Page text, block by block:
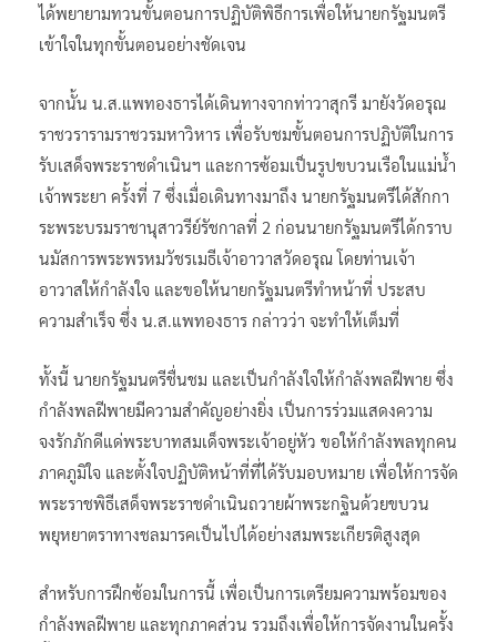
ได้พยายามทวนขั้นตอนการปฏิบัติพิธีการเพื่อให้นายกรัฐ​มนตรี​
เข้าใจในทุกขั้นตอนอย่างชัดเจน
จากนั้น น.ส.แพทองธารได้เดินทางจากท่าวาสุกรี มายังวัดอรุณ
ราชวรารามราชวรมหาวิหาร เพื่อรับชมขั้นตอนการปฏิบัติในการ
รับเสด็จพระราชดำเนินฯ และการซ้อมเป็นรูปขบวนเรือในแม่น้ำ
เจ้าพระยา ครั้งที่ 7 ซึ่งเมื่อเดินทางมาถึง นายกรัฐมนตรีได้สักกา
ระพระบรมราชานุสาวรีย์รัชกาลที่ 2 ก่อนนายกรัฐมนตรีได้กราบ
นมัสการพระพรหมวัชรเมธีเจ้าอาวาสวัดอรุณ โดยท่านเจ้า
อาวาสให้กำลังใจ และขอให้นายกรัฐมนตรีทำหน้าที่ ประสบ
ความสำเร็จ ซึ่ง น.ส.แพทองธาร​ กล่าวว่า​ จะทำให้เต็มที่
ทั้งนี้ นายกรัฐมนตรีชื่นชม และเป็นกำลังใจให้กำลังพลฝีพาย ซึ่ง
กำลังพลฝีพายมีความสำคัญอย่างยิ่ง เป็นการร่วมแสดงความ
จงรักภักดีแด่พระบาทสมเด็จพระเจ้าอยู่หัว ขอให้กำลังพลทุกคน
ภาคภูมิใจ และตั้งใจปฏิบัติหน้าที่ที่ได้รับมอบหมาย เพื่อให้การจัด
พระราชพิธีเสด็จพระราชดำเนินถวายผ้าพระกฐินด้วยขบวน
พยุหยาตราทางชลมารคเป็นไปได้อย่างสมพระเกียรติสูงสุด
สำหรับการฝึกซ้อมในการนี้ เพื่อเป็นการเตรียมความพร้อมของ
กำลังพลฝีพาย และทุกภาคส่วน รวมถึงเพื่อให้การจัดงานในครั้ง